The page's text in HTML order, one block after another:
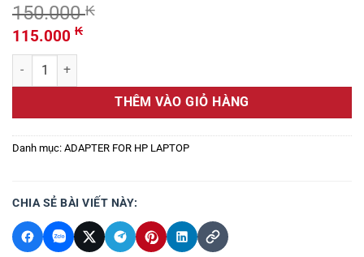
150.000₭
Giá
gốc
là:
150.000 ₭.
115.000 ₭Giá
là:
115.000 ₭.
NBC111 HP-19V-1.58A-4.0x1.7-OEM-NBC111 số lượng
THÊM VÀO GIỎ HÀNG
Danh mục: ADAPTER FOR HP LAPTOP
CHIA SẺ BÀI VIẾT NÀY: